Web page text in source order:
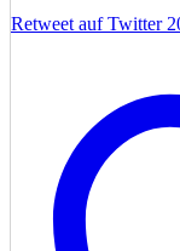
Retweet auf Twitter